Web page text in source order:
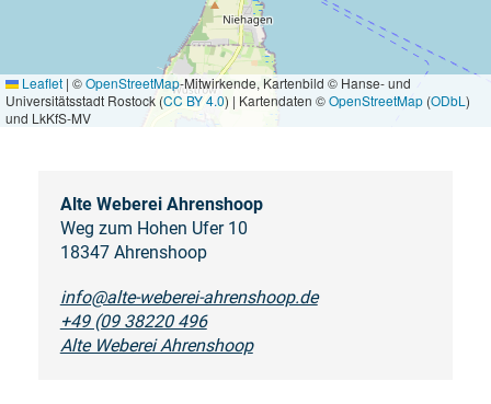
Leaflet | ©OpenStreetMap-Mitwirkende, Kartenbild © Hanse- und
Universitätsstadt Rostock (CC BY 4.0) | Kartendaten ©OpenStreetMap (ODbL )
und LkKfS-MV
Alte Weberei Ahrenshoop
Weg zum Hohen Ufer 10
18347 Ahrenshoop
info@alte-weberei-ahrenshoop.de
+49 (09 38220 496
Alte Weberei Ahrenshoop